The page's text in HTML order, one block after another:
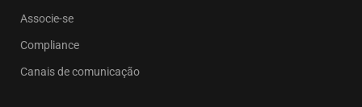
Associe-se
Compliance
Canais de comunicação